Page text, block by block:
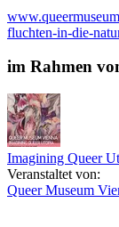
fluchten-in-die-
im Rahmen
Imagining Queer
Veranstaltet von:
Queer Museum